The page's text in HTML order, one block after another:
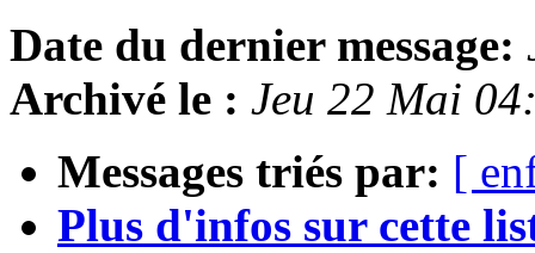
Date du dernier message:
Archivé le : Jeu 22 Mai
Messages triés par: [
Plus d'infos sur cette